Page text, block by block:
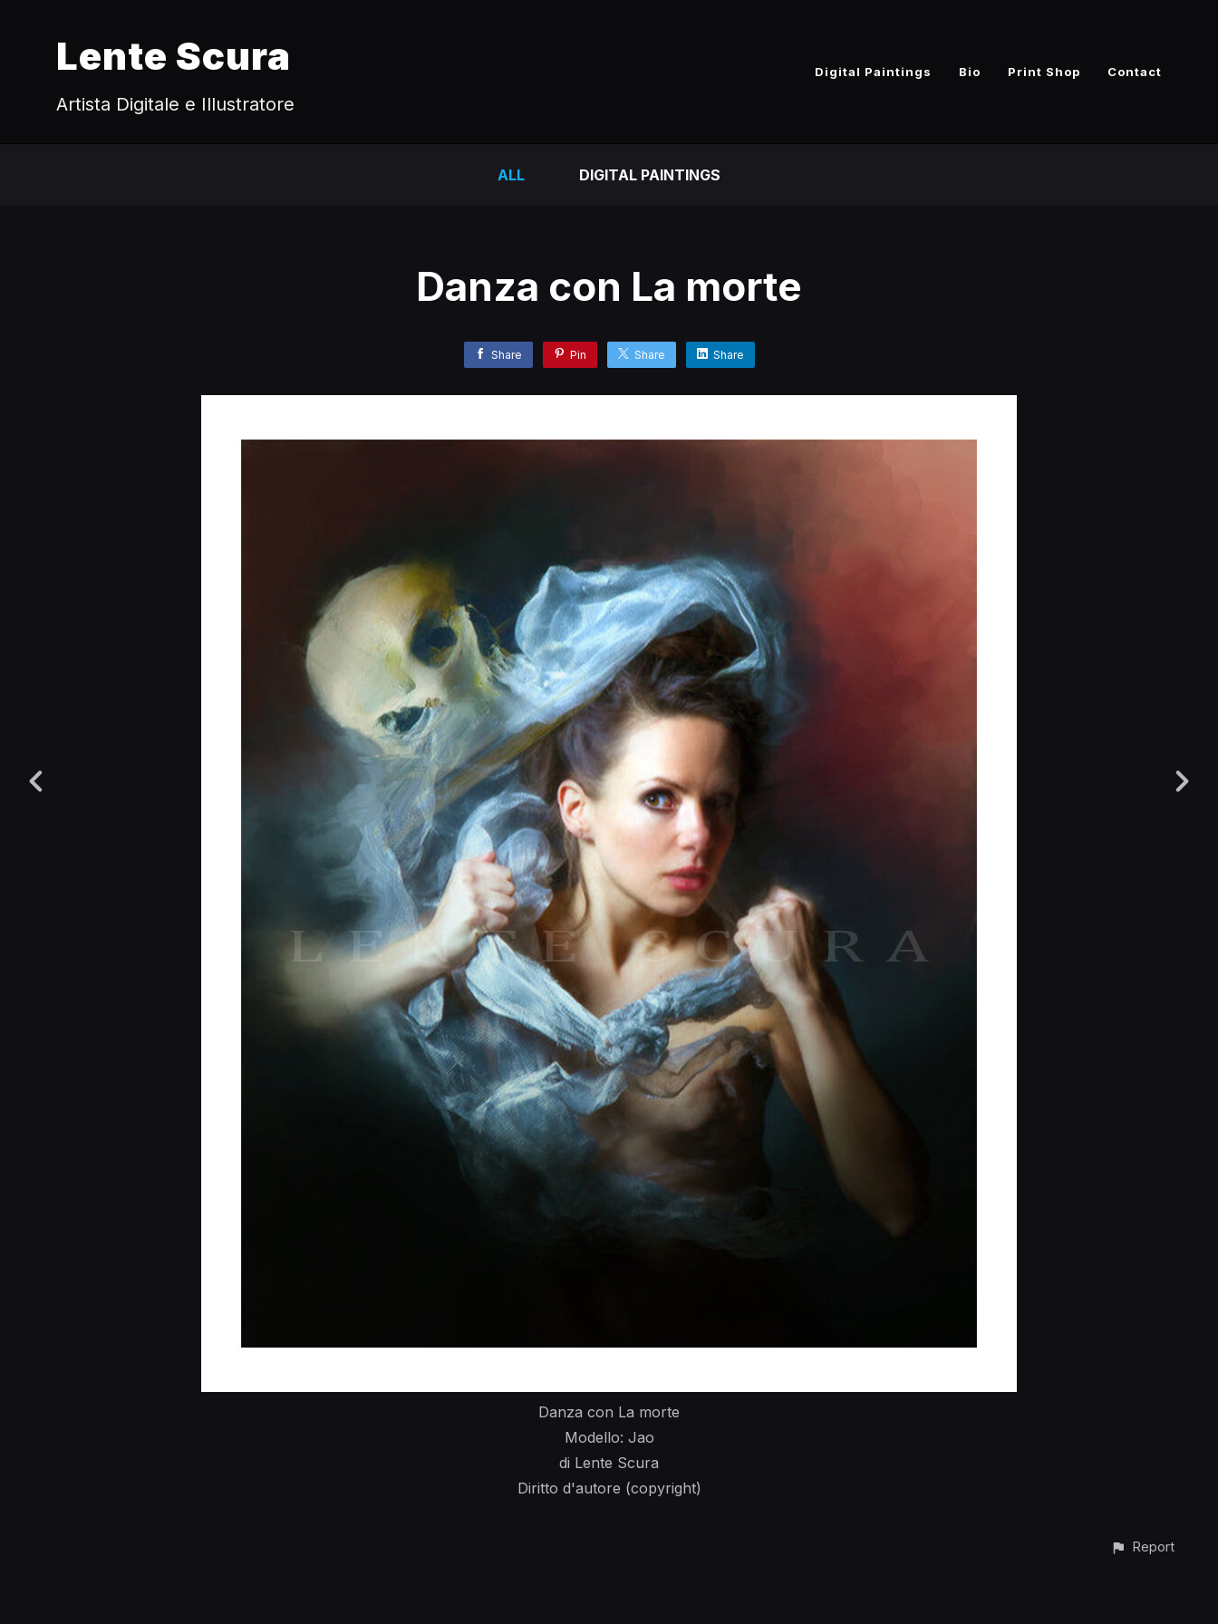
Lente Scura
Artista Digitale e Illustratore
Digital Paintings Bio Print Shop Contact
ALL DIGITAL PAINTINGS
Danza con La morte
Share Pin Share Share
Danza con La morte
Modello: Jao
di Lente Scura
Diritto d'autore (copyright)
Report